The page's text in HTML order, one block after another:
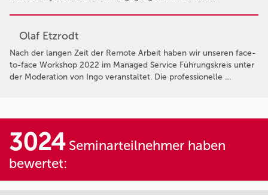
Olaf Etzrodt
Nach der langen Zeit der Remote Arbeit haben wir unseren face-
to-face Workshop 2022 im Managed Service Führungskreis unter
der Moderation von Ingo veranstaltet. Die professionelle …
3024Seminarteilnehmer haben
bewertet: